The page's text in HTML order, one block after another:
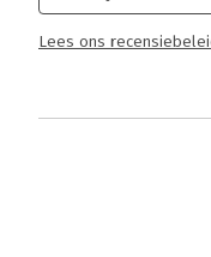
Lees ons